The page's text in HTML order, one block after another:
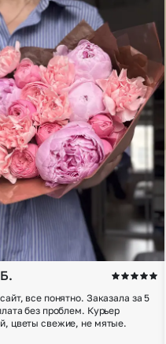
все понятно. Заказала за 5
без проблем. Курьер
цветы свежие, не мятые.